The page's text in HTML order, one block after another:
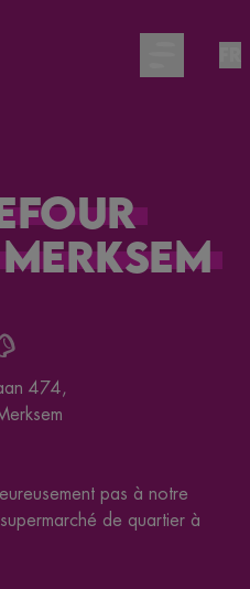
Open main
Merksem
474,
pas à notre
de quartier à